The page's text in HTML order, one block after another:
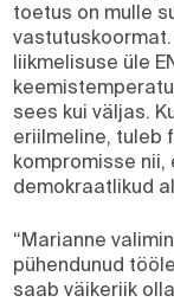
toetus on mulle
liikmelisuse üle
sees kui väljas.
eriilmeline, tuleb
kompromisse nii,
demokraatlikud
“Marianne
pühendunud
saab väikeriik